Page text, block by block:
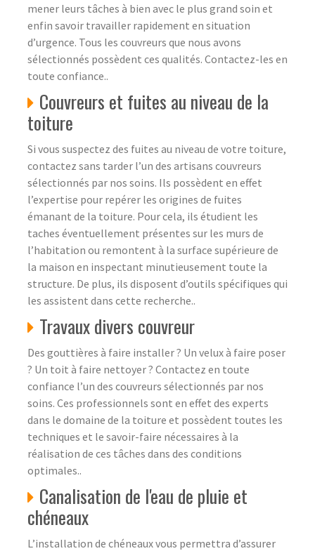
mener leurs tâches à bien avec le plus grand soin et
enfin savoir travailler rapidement en situation
d’urgence. Tous les couvreurs que nous avons
sélectionnés possèdent ces qualités. Contactez-les en
toute confiance..
Couvreurs et fuites au niveau de la
toiture
Si vous suspectez des fuites au niveau de votre toiture,
contactez sans tarder l’un des artisans couvreurs
sélectionnés par nos soins. Ils possèdent en effet
l’expertise pour repérer les origines de fuites
émanant de la toiture. Pour cela, ils étudient les
taches éventuellement présentes sur les murs de
l’habitation ou remontent à la surface supérieure de
la maison en inspectant minutieusement toute la
structure. De plus, ils disposent d’outils spécifiques qui
les assistent dans cette recherche..
Travaux divers couvreur
Des gouttières à faire installer ? Un velux à faire poser
? Un toit à faire nettoyer ? Contactez en toute
confiance l’un des couvreurs sélectionnés par nos
soins. Ces professionnels sont en effet des experts
dans le domaine de la toiture et possèdent toutes les
techniques et le savoir-faire nécessaires à la
réalisation de ces tâches dans des conditions
optimales..
Canalisation de l'eau de pluie et
chéneaux
L’installation de chéneaux vous permettra d’assurer